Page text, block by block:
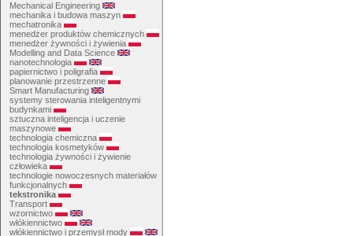
Mechanical Engineering
mechanika i budowa maszyn
mechatronika
menedżer produktów chemicznych
menedżer żywności i żywienia
Modelling and Data Science
nanotechnologia
papiernictwo i poligrafia
planowanie przestrzenne
Smart Manufacturing
systemy sterowania inteligentnymi
budynkami
sztuczna inteligencja i uczenie
maszynowe
technologia chemiczna
technologia kosmetyków
technologia żywności i żywienie
człowieka
technologie nowoczesnych materiałów
funkcjonalnych
tekstronika
Transport
wzornictwo
włókiennictwo
włókiennictwo i przemysł mody